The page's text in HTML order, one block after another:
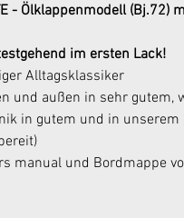
- Ölklappenmodell (Bj.72)
im ersten Lack!
Alltagsklassiker
und außen in sehr gutem,
in gutem und in
manual und Bordmappe